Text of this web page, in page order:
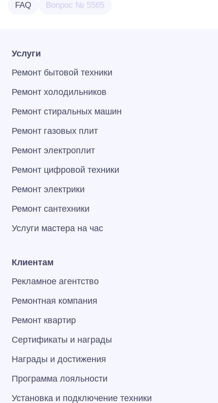
FAQ Вопрос № 5565
Услуги
Ремонт бытовой техники
Ремонт холодильников
Ремонт стиральных машин
Ремонт газовых плит
Ремонт электроплит
Ремонт цифровой техники
Ремонт электрики
Ремонт сантехники
Услуги мастера на час
Клиентам
Рекламное агентство
Ремонтная компания
Ремонт квартир
Сертификаты и награды
Награды и достижения
Программа лояльности
Установка и подключение техники